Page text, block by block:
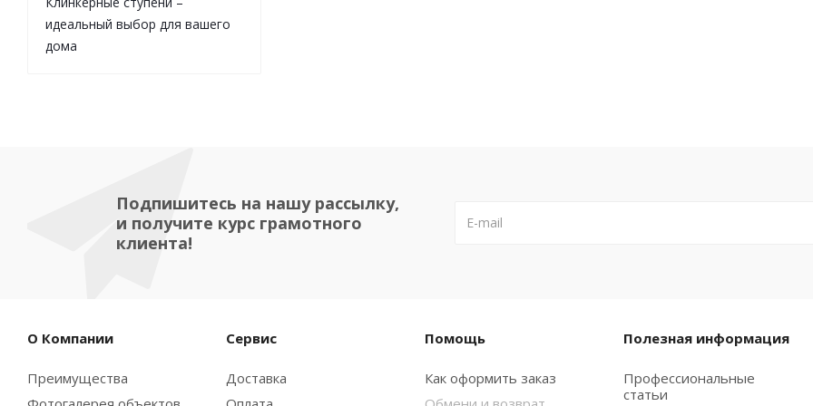
идеальный выбор для вашего
дома
Подпишитесь на нашу рассылку,
и получите курс грамотного
клиента!
О Компании
Преимущества
Сервис
Доставка
Помощь
Как оформить заказ
Полезная информация
Профессиональные
статьи